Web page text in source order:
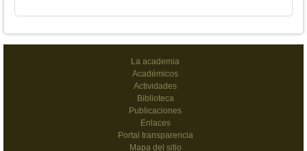
La academia
Académicos
Actividades
Biblioteca
Publicaciones
Enlaces
Portal transparencia
Mapa del sitio